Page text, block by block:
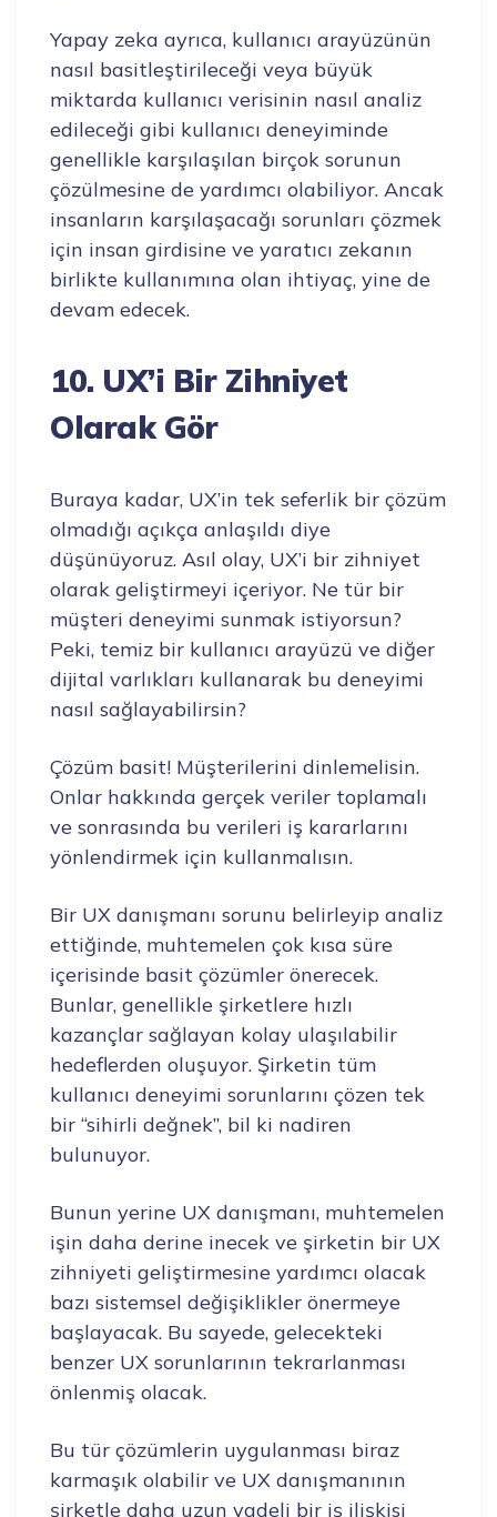
Yapay zeka ayrıca, kullanıcı arayüzünün
nasıl basitleştirileceği veya büyük
miktarda kullanıcı verisinin nasıl analiz
edileceği gibi kullanıcı deneyiminde
genellikle karşılaşılan birçok sorunun
çözülmesine de yardımcı olabiliyor. Ancak
insanların karşılaşacağı sorunları çözmek
için insan girdisine ve yaratıcı zekanın
birlikte kullanımına olan ihtiyaç, yine de
devam edecek.
10. UX’i Bir Zihniyet
Olarak Gör
Buraya kadar, UX’in tek seferlik bir çözüm
olmadığı açıkça anlaşıldı diye
düşünüyoruz. Asıl olay, UX’i bir zihniyet
olarak geliştirmeyi içeriyor. Ne tür bir
müşteri deneyimi sunmak istiyorsun?
Peki, temiz bir kullanıcı arayüzü ve diğer
dijital varlıkları kullanarak bu deneyimi
nasıl sağlayabilirsin?
Çözüm basit! Müşterilerini dinlemelisin.
Onlar hakkında gerçek veriler toplamalı
ve sonrasında bu verileri iş kararlarını
yönlendirmek için kullanmalısın.
Bir UX danışmanı sorunu belirleyip analiz
ettiğinde, muhtemelen çok kısa süre
içerisinde basit çözümler önerecek.
Bunlar, genellikle şirketlere hızlı
kazançlar sağlayan kolay ulaşılabilir
hedeflerden oluşuyor. Şirketin tüm
kullanıcı deneyimi sorunlarını çözen tek
bir “sihirli değnek”, bil ki nadiren
bulunuyor.
Bunun yerine UX danışmanı, muhtemelen
işin daha derine inecek ve şirketin bir UX
zihniyeti geliştirmesine yardımcı olacak
bazı sistemsel değişiklikler önermeye
başlayacak. Bu sayede, gelecekteki
benzer UX sorunlarının tekrarlanması
önlenmiş olacak.
Bu tür çözümlerin uygulanması biraz
karmaşık olabilir ve UX danışmanının
şirketle daha uzun vadeli bir iş ilişkisi